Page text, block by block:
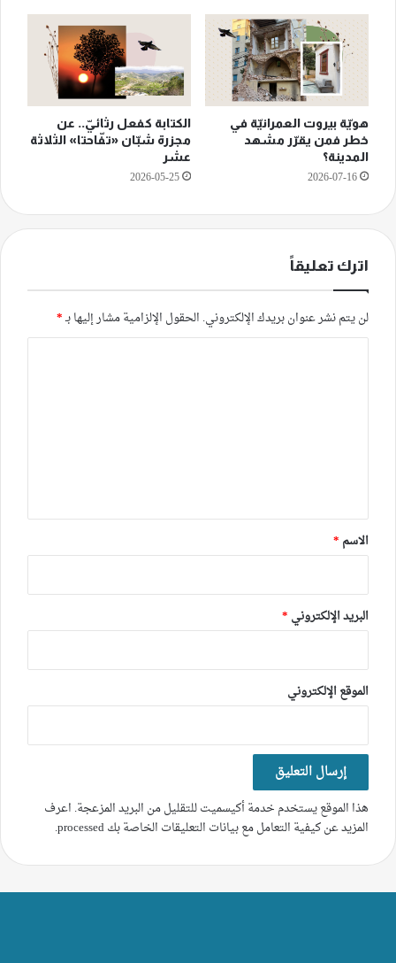
هويّة بيروت العمرانيّة في
خطر فمن يقرّر مشهد
المدينة؟
2026-07-16
الكتابة كفعل رثائيّ.. عن
مجزرة شبّان «تفّاحتا» الثلاثة
عشر
2026-05-25
اترك تعليقاً
لن يتم نشر عنوان بريدك الإلكتروني. الحقول الإلزامية مشار إليها بـ*
*
الاسم *
البريد الإلكتروني *
الموقع الإلكتروني
هذا الموقع يستخدم خدمة أكيسميت للتقليل من البريد المزعجة. اعرف
المزيد عن كيفية التعامل مع بيانات التعليقات الخاصة بك processed
.